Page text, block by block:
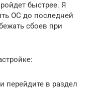
быстрее. Я
ОС до последней
сбоев при
перейдите в раздел